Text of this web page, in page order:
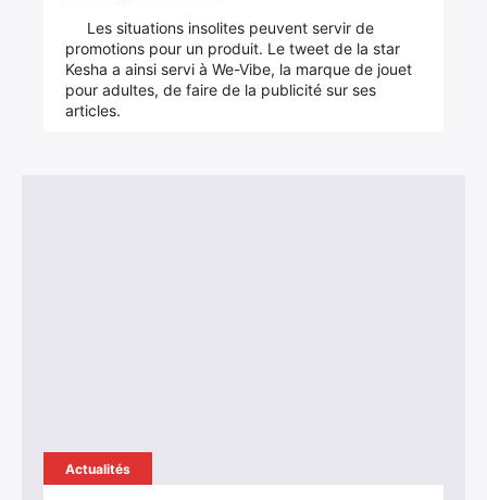
Les situations insolites peuvent servir de
promotions pour un produit. Le tweet de la star
Kesha a ainsi servi à We-Vibe, la marque de jouet
pour adultes, de faire de la publicité sur ses
articles.
Actualités